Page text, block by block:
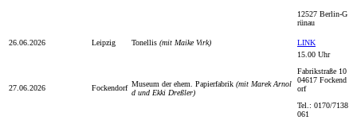
12527 Berlin-G
rünau
26.06.2026 Leipzig Tonellis (mit Maike Virk) LINK
27.06.2026 Fockendorf Museum der ehem. Papierfabrik (mit Marek Arnol
d und Ekki Dreßler)
15.00 Uhr
Fabrikstraße 10
04617 Fockend
orf
Tel.: 0170/7138
061